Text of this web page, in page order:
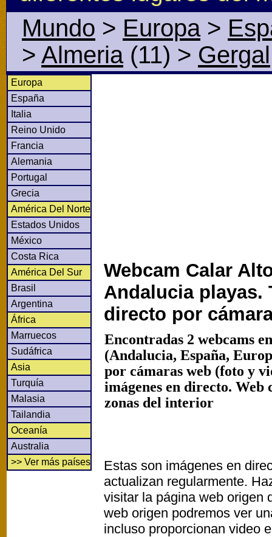
Mundo > Europa>
> Almeria(11) > Gergal
Europa
España
Italia
Reino Unido
Francia
Alemania
Portugal
Grecia
América Del Norte
Estados Unidos
México
Costa Rica
América Del Sur
Brasil
Argentina
África
Marruecos
Sudáfrica
Asia
Turquía
Malasia
Tailandia
Oceanía
Australia
>> Ver más países
Webcam Calar
Andalucia playas.
directo por
Encontradas 2 webcams
(Andalucia, España,
por cámaras web (foto y
imágenes en directo. Web
zonas del interior
Estas son imágenes en
actualizan regularmente.
visitar la página web origen
web origen podremos ver
incluso proporcionan video